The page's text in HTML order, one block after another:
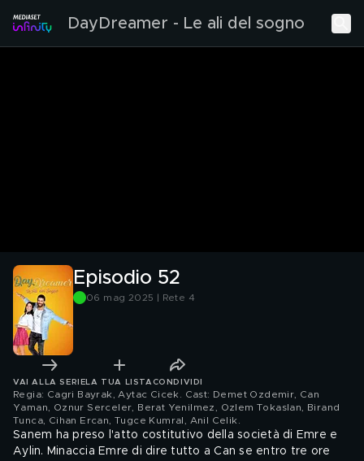
DayDreamer - Le ali del sogno
Episodio 52
06 mag 2025 | Rete 4
VAI ALLA SERIE LA TUA LISTA CONDIVIDI
Regia: Cagri Bayrak, Aytac Cicek. Cast: Demet Ozdemir, Can
Yaman, Oznur Serceler, Berat Yenilmez, Ozlem Tokaslan, Birand
Tunca, Cihan Ercan, Tugce Kumral, Anil Celik
Sanem ha preso l'atto costitutivo della società di Emre e
Aylin. Minaccia Emre di dire tutto a Can se entro tre ore